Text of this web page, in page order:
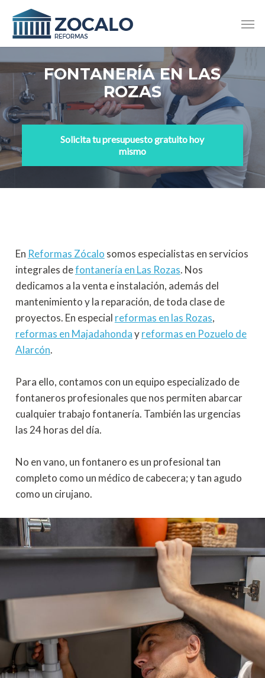
main
FONTANERÍA EN LAS
ROZAS
Solicita tu presupuesto gratuito hoy
mismo
En Reformas Zócalo somos especialistas en servicios
integrales defontanería en Las Rozas. Nos
dedicamos a la venta e instalación, además del
mantenimiento y la reparación, de toda clase de
proyectos. En especial reformas en las Rozas,
reformas en Majadahondayreformas en Pozuelo de
Alarcón.
Para ello, contamos con un equipo especializado de
fontaneros profesionales que nos permiten abarcar
cualquier trabajo fontanería. También las urgencias
las 24 horas del día.
No en vano, un fontanero es un profesional tan
completo como un médico de cabecera; y tan agudo
como un cirujano.